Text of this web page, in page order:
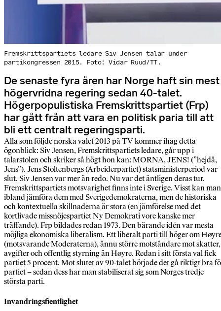
Fremskrittspartiets ledare Siv Jensen talar under
partikongressen 2015. Foto: Vidar Ruud/TT.
De senaste fyra åren har Norge haft sin mest
högervridna regering sedan 40-talet.
Högerpopulistiska Fremskrittspartiet (Frp)
har gått från att vara en politisk paria till att
bli ett centralt regeringsparti.
Alla som följde norska valet 2013 på TV kommer ihåg detta
ögonblick: Siv Jensen, Fremskrittspartiets ledare, går upp i
talarstolen och skriker så högt hon kan: MORNA, JENS! (”hejdå,
Jens”). Jens Stoltenbergs (Arbeiderpartiet) statsministerperiod var
slut. Siv Jensen var mer än redo. Nu var det äntligen deras tur.
Fremskrittspartiets motsvarighet finns inte i Sverige. Visst kan man
ibland jämföra dem med Sverigedemokraterna, men de historiska
och kontextuella skillnaderna är stora (en jämförelse med det
kortlivade missnöjespartiet Ny Demokrati vore kanske mer
träffande). Frp bildades redan 1973. Den bärande idén var mesta
möjliga ekonomiska liberalism. Ett liberalt parti till höger om
(motsvarande Moderaterna), ännu större motståndare mot skatter,
avgifter och offentlig styrning än Høyre. Redan i sitt första val fick
partiet 5 procent. Mot slutet av 90-talet började det gå riktigt bra
partiet – sedan dess har man stabiliserat sig som Norges tredje
största parti.
Invandringsfientlighet